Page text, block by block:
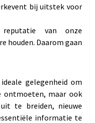
bij uitstek voor
van onze
houden. Daarom gaan
gelegenheid om
ontmoeten, maar ook
te breiden, nieuwe
informatie te